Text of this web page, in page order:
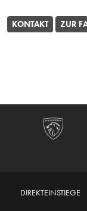
KONTAKT ZUR
DIREKTEINSTIEGE